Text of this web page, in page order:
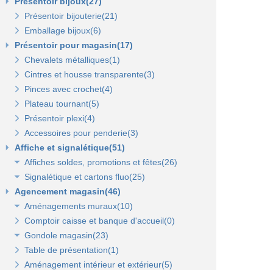
Présentoir bijouterie(21)
Emballage bijoux(6)
Présentoir pour magasin(17)
Chevalets métalliques(1)
Cintres et housse transparente(3)
Pinces avec crochet(4)
Plateau tournant(5)
Présentoir plexi(4)
Accessoires pour penderie(3)
Affiche et signalétique(51)
Affiches soldes, promotions et fêtes(26)
Affiches fêtes(5)
Affiches soldes(21)
Signalétique et cartons fluo(25)
Cartons fluo(13)
Plaques signalétiques(10)
Tableaux horaires(2)
Agencement magasin(46)
Aménagements muraux(10)
Panneaux rainurés et accessoires(10)
Panneaux rainurés(0)
Rails et profils(0)
Gondole panneau rainuré(2)
Panneaux en bois Opus(0)
Panneaux Opus(0)
Tablettes bois et supports Opus(0)
Comptoir caisse et banque d'accueil(0)
Gondole magasin(23)
Gondoles métalliques fond métal(15)
Gondole simple de départ fond métal(0)
Gondoles métalliques fond bois(8)
Table de présentation(1)
Aménagement intérieur et extérieur(5)